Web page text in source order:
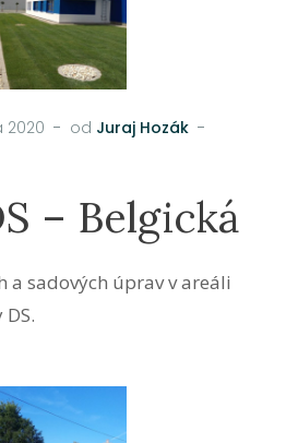
2020 od Juraj Hozák
– Belgická
a sadových úprav v areáli